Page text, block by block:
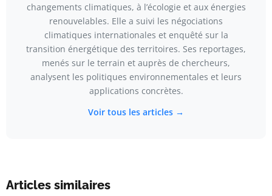
changements climatiques, à l’écologie et aux énergies
renouvelables. Elle a suivi les négociations
climatiques internationales et enquêté sur la
transition énergétique des territoires. Ses reportages,
menés sur le terrain et auprès de chercheurs,
analysent les politiques environnementales et leurs
applications concrètes.
Voir tous les articles →
Articles similaires